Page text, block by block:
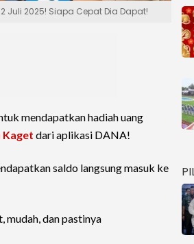
Juli 2025! Siapa Cepat Dia Dapat!
mendapatkan hadiah uang
Kaget dari aplikasi DANA!
saldo langsung masuk ke
dan pastinya